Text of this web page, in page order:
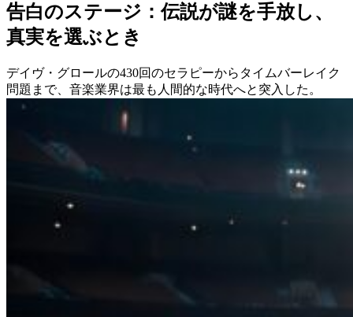
告白のステージ：伝説が謎を手放し、
真実を選ぶとき
デイヴ・グロールの430回のセラピーからタイムバーレイク
問題まで、音楽業界は最も人間的な時代へと突入した。